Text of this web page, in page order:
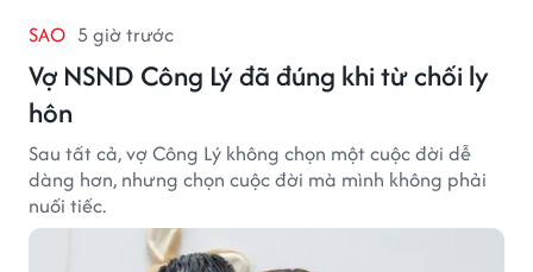
SAO 5 giờ trước
Vợ NSND Công Lý đã đúng khi từ chối ly
hôn
Sau tất cả, vợ Công Lý không chọn một cuộc đời dễ
dàng hơn, nhưng chọn cuộc đời mà mình không phải
nuối tiếc.